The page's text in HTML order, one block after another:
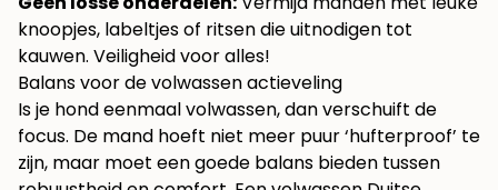
knoopjes, labeltjes of ritsen die uitnodigen tot
kauwen. Veiligheid voor alles!
Balans voor de volwassen actieveling
Is je hond eenmaal volwassen, dan verschuift de
focus. De mand hoeft niet meer puur ‘hufterproof’ te
zijn, maar moet een goede balans bieden tussen